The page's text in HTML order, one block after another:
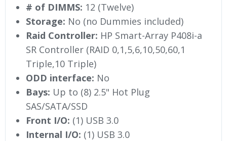
# of DIMMS: 12 (Twelve)
Storage: No (no Dummies included)
Raid Controller: HP Smart-Array P408i-a
SR Controller (RAID 0,1,5,6,10,50,60,1
Triple,10 Triple)
ODD interface: No
Bays: Up to (8) 2.5" Hot Plug
SAS/SATA/SSD
Front I/O: (1) USB 3.0
Internal I/O: (1) USB 3.0